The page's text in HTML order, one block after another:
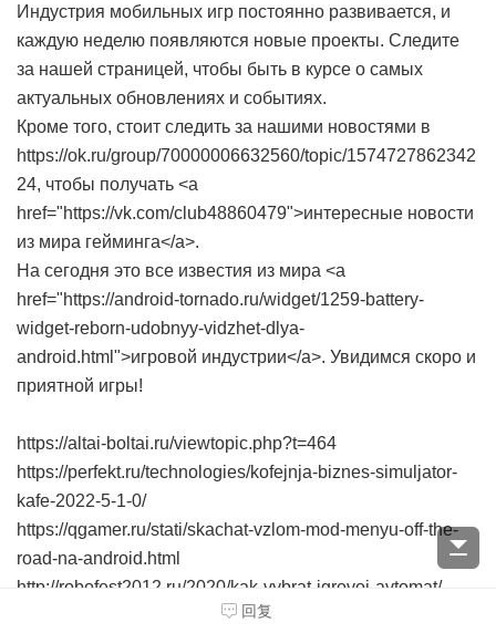
Индустрия мобильных игр постоянно развивается, и
каждую неделю появляются новые проекты. Следите
за нашей страницей, чтобы быть в курсе о самых
актуальных обновлениях и событиях.
Кроме того, стоит следить за нашими новостями в
https://ok.ru/group/70000006632560/topic/1574727862342
24, чтобы получать <a
href="https://vk.com/club48860479">интересные новости
из мира гейминга</a>.
На сегодня это все известия из мира <a
href="https://android-tornado.ru/widget/1259-battery-
widget-reborn-udobnyy-vidzhet-dlya-
android.html">игровой индустрии</a>. Увидимся скоро и
приятной игры!
https://altai-boltai.ru/viewtopic.php?t=464
https://perfekt.ru/technologies/kofejnja-biznes-simuljator-
kafe-2022-5-1-0/
https://qgamer.ru/stati/skachat-vzlom-mod-menyu-off-the-
road-na-android.html
http://robofest2012.ru/2020/kak-vybrat-igrovoj-avtomat/
https://hi-android.net/igry-dlya-android/238081-skachat-
回复